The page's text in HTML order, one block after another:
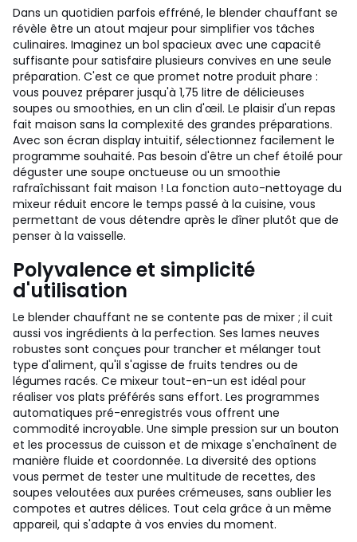
Dans un quotidien parfois effréné, le blender chauffant se
révèle être un atout majeur pour simplifier vos tâches
culinaires. Imaginez un bol spacieux avec une capacité
suffisante pour satisfaire plusieurs convives en une seule
préparation. C'est ce que promet notre produit phare :
vous pouvez préparer jusqu'à 1,75 litre de délicieuses
soupes ou smoothies, en un clin d'œil. Le plaisir d'un repas
fait maison sans la complexité des grandes préparations.
Avec son écran display intuitif, sélectionnez facilement le
programme souhaité. Pas besoin d'être un chef étoilé pour
déguster une soupe onctueuse ou un smoothie
rafraîchissant fait maison ! La fonction auto-nettoyage du
mixeur réduit encore le temps passé à la cuisine, vous
permettant de vous détendre après le dîner plutôt que de
penser à la vaisselle.
Polyvalence et simplicité
d'utilisation
Le blender chauffant ne se contente pas de mixer ; il cuit
aussi vos ingrédients à la perfection. Ses lames neuves
robustes sont conçues pour trancher et mélanger tout
type d'aliment, qu'il s'agisse de fruits tendres ou de
légumes racés. Ce mixeur tout-en-un est idéal pour
réaliser vos plats préférés sans effort. Les programmes
automatiques pré-enregistrés vous offrent une
commodité incroyable. Une simple pression sur un bouton
et les processus de cuisson et de mixage s'enchaînent de
manière fluide et coordonnée. La diversité des options
vous permet de tester une multitude de recettes, des
soupes veloutées aux purées crémeuses, sans oublier les
compotes et autres délices. Tout cela grâce à un même
appareil, qui s'adapte à vos envies du moment.